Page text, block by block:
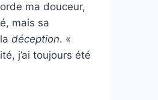
ma douceur,
mais sa
déception. «
j’ai toujours été